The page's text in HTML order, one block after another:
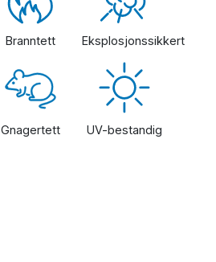
Branntett Eksplosjonssikkert
Gnagertett UV-bestandig